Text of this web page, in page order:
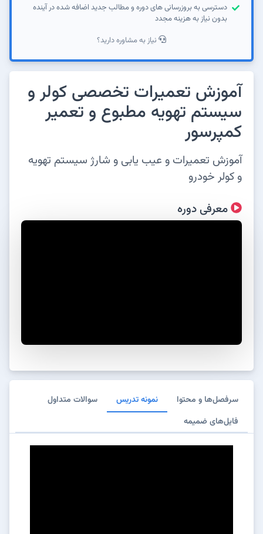
آموزش تعمیرات تخصصی کولر و
سیستم تهویه مطبوع و تعمیر
کمپرسور
آموزش تعمیرات و عیب یابی و شارژ سیستم تهویه
و کولر خودرو
معرفی دوره
سرفصل‌ها و محتوا نمونه تدریس
سوالات متداول
فایل‌های ضمیمه
دسترسی به بروزرسانی های دوره و مطالب جدید اضافه شده در آینده
بدون نیاز به هزینه مجدد
نیاز به مشاوره دارید؟